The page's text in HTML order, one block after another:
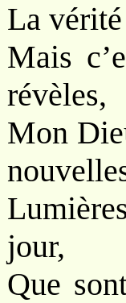
La
Mais
révèles,
Mon
jour,
Que